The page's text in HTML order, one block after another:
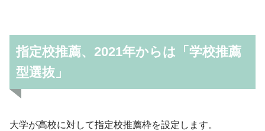
指定校推薦、2021年からは「学校推薦
型選抜」
大学が高校に対して指定校推薦枠を設定します。